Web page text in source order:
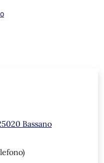
Bassano